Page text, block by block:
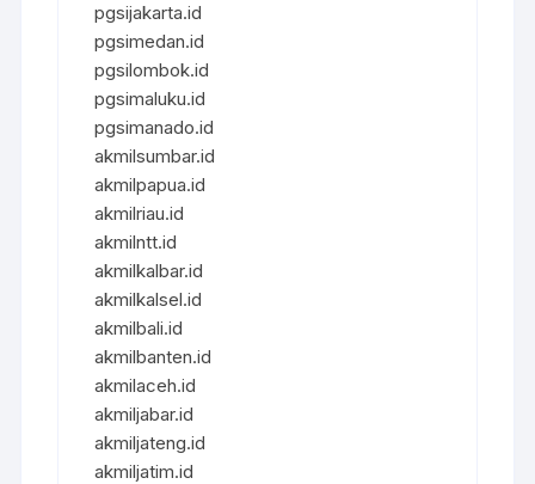
pgsijakarta.id
pgsimedan.id
pgsilombok.id
pgsimaluku.id
pgsimanado.id
akmilsumbar.id
akmilpapua.id
akmilriau.id
akmilntt.id
akmilkalbar.id
akmilkalsel.id
akmilbali.id
akmilbanten.id
akmilaceh.id
akmiljabar.id
akmiljateng.id
akmiljatim.id